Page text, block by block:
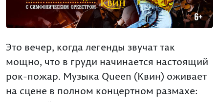
Это вечер, когда легенды звучат так
мощно, что в груди начинается настоящий
рок-пожар. Музыка Queen (Квин) оживает
на сцене в полном концертном размахе: